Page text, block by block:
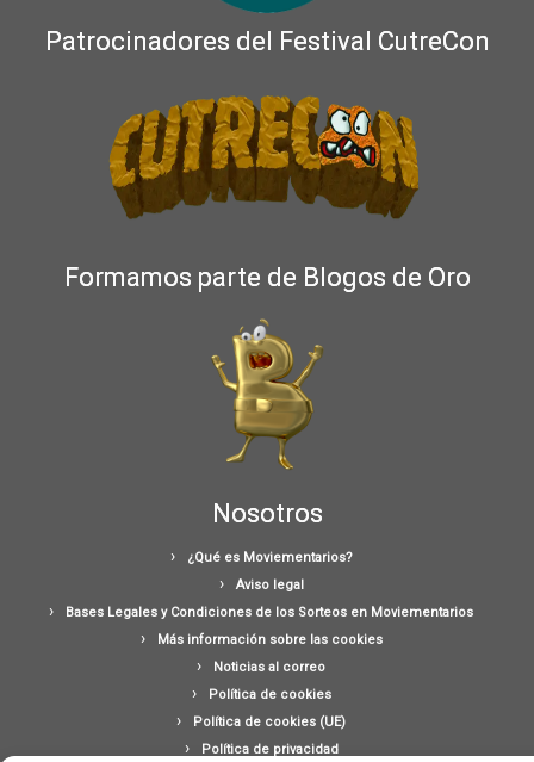
Patrocinadores del Festival CutreCon
Formamos parte de Blogos de Oro
Nosotros
¿Qué es Moviementarios?
Aviso legal
Bases Legales y Condiciones de los Sorteos en Moviementarios
Más información sobre las cookies
Noticias al correo
Política de cookies
Política de cookies (UE)
Política de privacidad